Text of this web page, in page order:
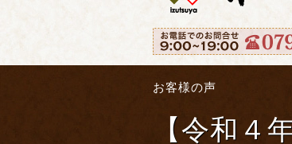
お客様の声
【令和